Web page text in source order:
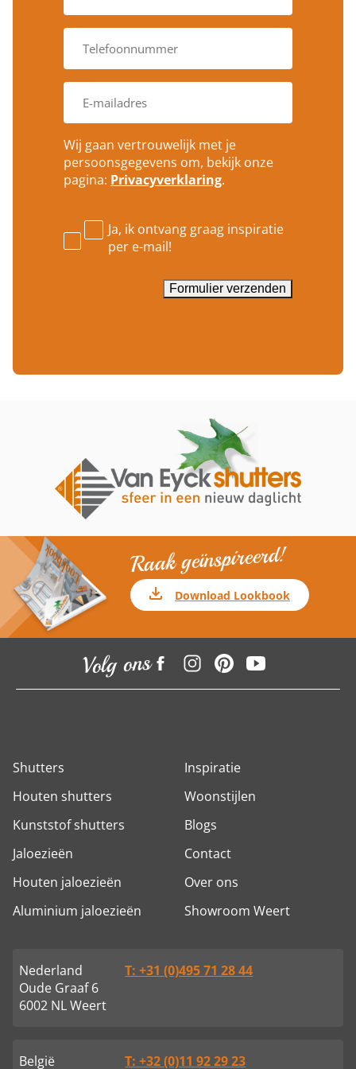
i
g
*
s
t
d
e
T
l
e
o
n
u
m
r
*
E
m
i
l
a
Wij gaan vertrouwelijk met je
persoonsgegevens om, bekijk onze
pagina: Privacyverklaring.
Ja, ik ontvang graag inspiratie
per e-mail!
Formulier verzenden
Raak geïnspireerd!
Download Lookbook
Volg ons
Shutters
Houten shutters
Kunststof shutters
Jaloezieën
Houten jaloezieën
Aluminium jaloezieën
Inspiratie
Woonstijlen
Blogs
Contact
Over ons
Showroom Weert
Nederland
Oude Graaf 6
6002 NL Weert
T: +31 (0)495 71 28 44
België T: +32 (0)11 92 29 23